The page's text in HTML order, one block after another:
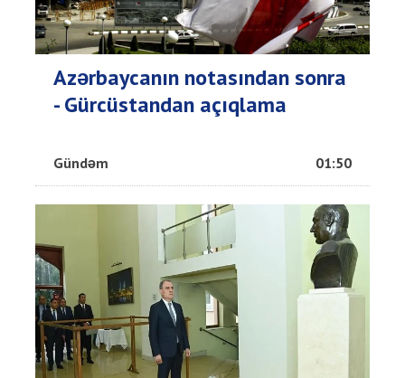
Azərbaycanın notasından sonra
- Gürcüstandan açıqlama
Gündəm 01:50